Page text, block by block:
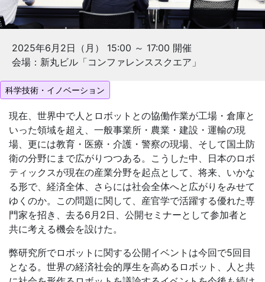
2025年6月2日（月） 15:00 ～ 17:00 開催
会場：新丸ビル「コンファレンススクエア」
科学技術・イノベーション
現在、世界中で人とロボットとの協働作業が工場・倉庫と
いった領域を超え、一般事業所・農業・建設・運輸の現
場、更には教育・医療・介護・警察の現場、そして国土防
衛の分野にまで広がりつつある。こうした中、日本のロボ
ティックスが現在の産業分野を起点として、将来、いかな
る形で、経済全体、さらには社会全体へと広がりをみせて
ゆくのか。この問題に関して、産官学で活躍する優れた専
門家を招き、去る6月2日、公開セミナーとして参加者と
共に考える機会を設けた。
弊研究所でロボットに関する公開イベントは今回で5回目
となる。世界の経済社会的厚生を高めるロボット、人と共